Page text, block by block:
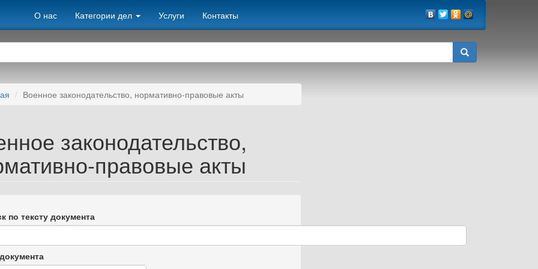
О нас Категории дел Услуги Контакты
Военное законодательство, нормативно-правовые акты
законодательство,
правовые акты
по тексту документа